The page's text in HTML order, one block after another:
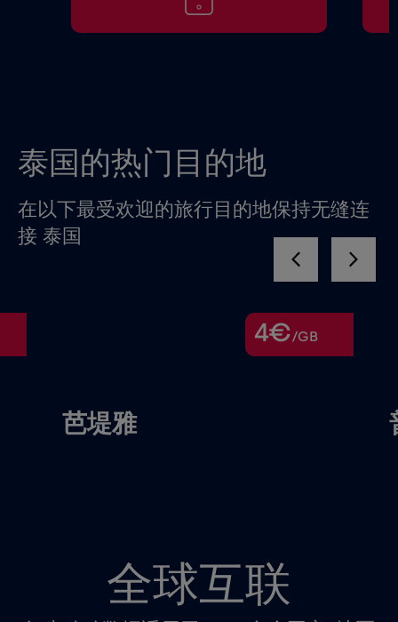
泰国的热门目的地
在以下最受欢迎的旅行目的地保持无缝连
接 泰国
4€/GB
芭堤雅
全球互联